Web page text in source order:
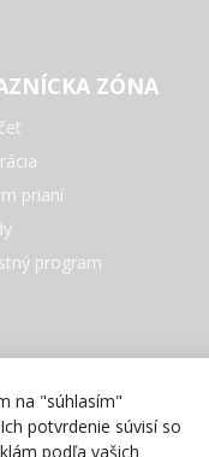
ZÓNA
prianí
program
na "súhlasím"
potvrdenie súvisí so
podľa vašich